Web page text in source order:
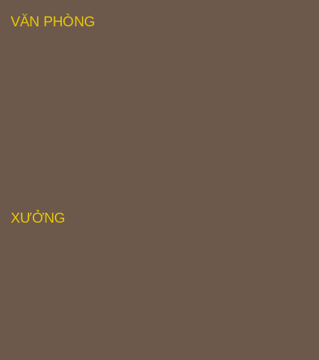
VĂN PHÒNG
XƯỞNG